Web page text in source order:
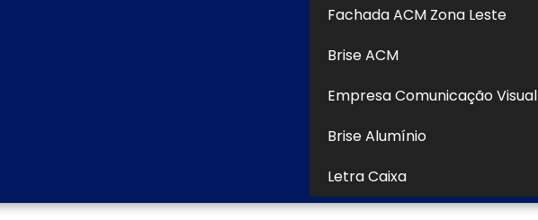
Fachada ACM Zona Leste
Brise ACM
Empresa Comunicação Visual
Brise Alumínio
Letra Caixa
unidas por um núcleo de polietileno, ela oferece
personalizados, adaptando-se facilmente a
ACM em São Bernardo do Campo também garante
em produção de fachada em ACM